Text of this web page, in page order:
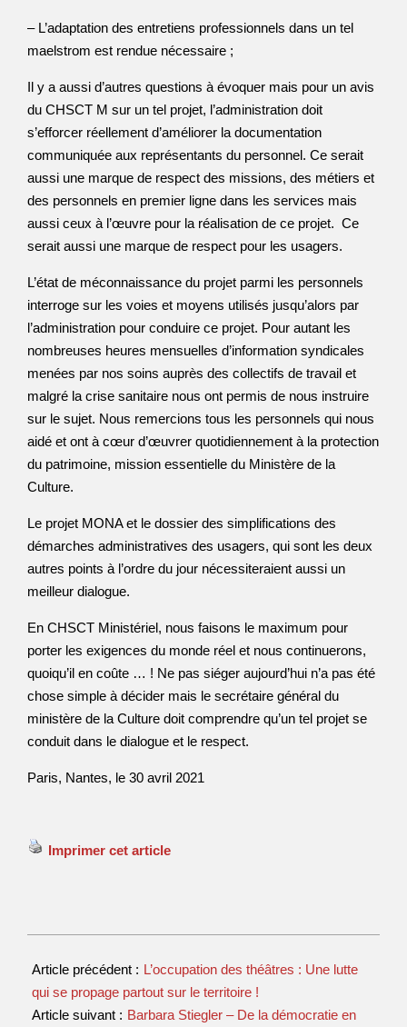
– L’adaptation des entretiens professionnels dans un tel
maelstrom est rendue nécessaire ;
Il y a aussi d’autres questions à évoquer mais pour un avis
du CHSCT M sur un tel projet, l’administration doit
s’efforcer réellement d’améliorer la documentation
communiquée aux représentants du personnel. Ce serait
aussi une marque de respect des missions, des métiers et
des personnels en premier ligne dans les services mais
aussi ceux à l’œuvre pour la réalisation de ce projet. Ce
serait aussi une marque de respect pour les usagers.
L’état de méconnaissance du projet parmi les personnels
interroge sur les voies et moyens utilisés jusqu’alors par
l’administration pour conduire ce projet. Pour autant les
nombreuses heures mensuelles d’information syndicales
menées par nos soins auprès des collectifs de travail et
malgré la crise sanitaire nous ont permis de nous instruire
sur le sujet. Nous remercions tous les personnels qui nous
aidé et ont à cœur d’œuvrer quotidiennement à la protection
du patrimoine, mission essentielle du Ministère de la
Culture.
Le projet MONA et le dossier des simplifications des
démarches administratives des usagers, qui sont les deux
autres points à l’ordre du jour nécessiteraient aussi un
meilleur dialogue.
En CHSCT Ministériel, nous faisons le maximum pour
porter les exigences du monde réel et nous continuerons,
quoiqu’il en coûte … ! Ne pas siéger aujourd’hui n’a pas été
chose simple à décider mais le secrétaire général du
ministère de la Culture doit comprendre qu’un tel projet se
conduit dans le dialogue et le respect.
Paris, Nantes, le 30 avril 2021
Imprimer cet article
Article précédent : L’occupation des théâtres : Une lutte
qui se propage partout sur le territoire !
Article suivant : Barbara Stiegler – De la démocratie en